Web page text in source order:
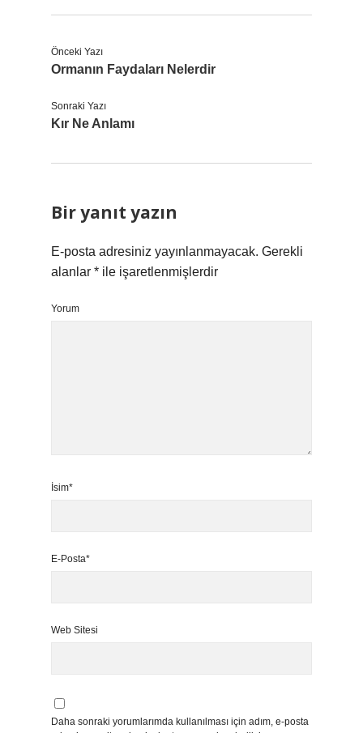
Önceki Yazı
Ormanın Faydaları Nelerdir
Sonraki Yazı
Kır Ne Anlamı
Bir yanıt yazın
E-posta adresiniz yayınlanmayacak. Gerekli
alanlar * ile işaretlenmişlerdir
Yorum
İsim*
E-Posta*
Web Sitesi
Daha sonraki yorumlarımda kullanılması için adım, e-posta